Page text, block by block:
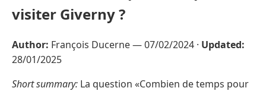
visiter Giverny ?
Author: François Ducerne —07/02/2024 · Updated:
28/01/2025
Short summary: La question «Combien de temps pour